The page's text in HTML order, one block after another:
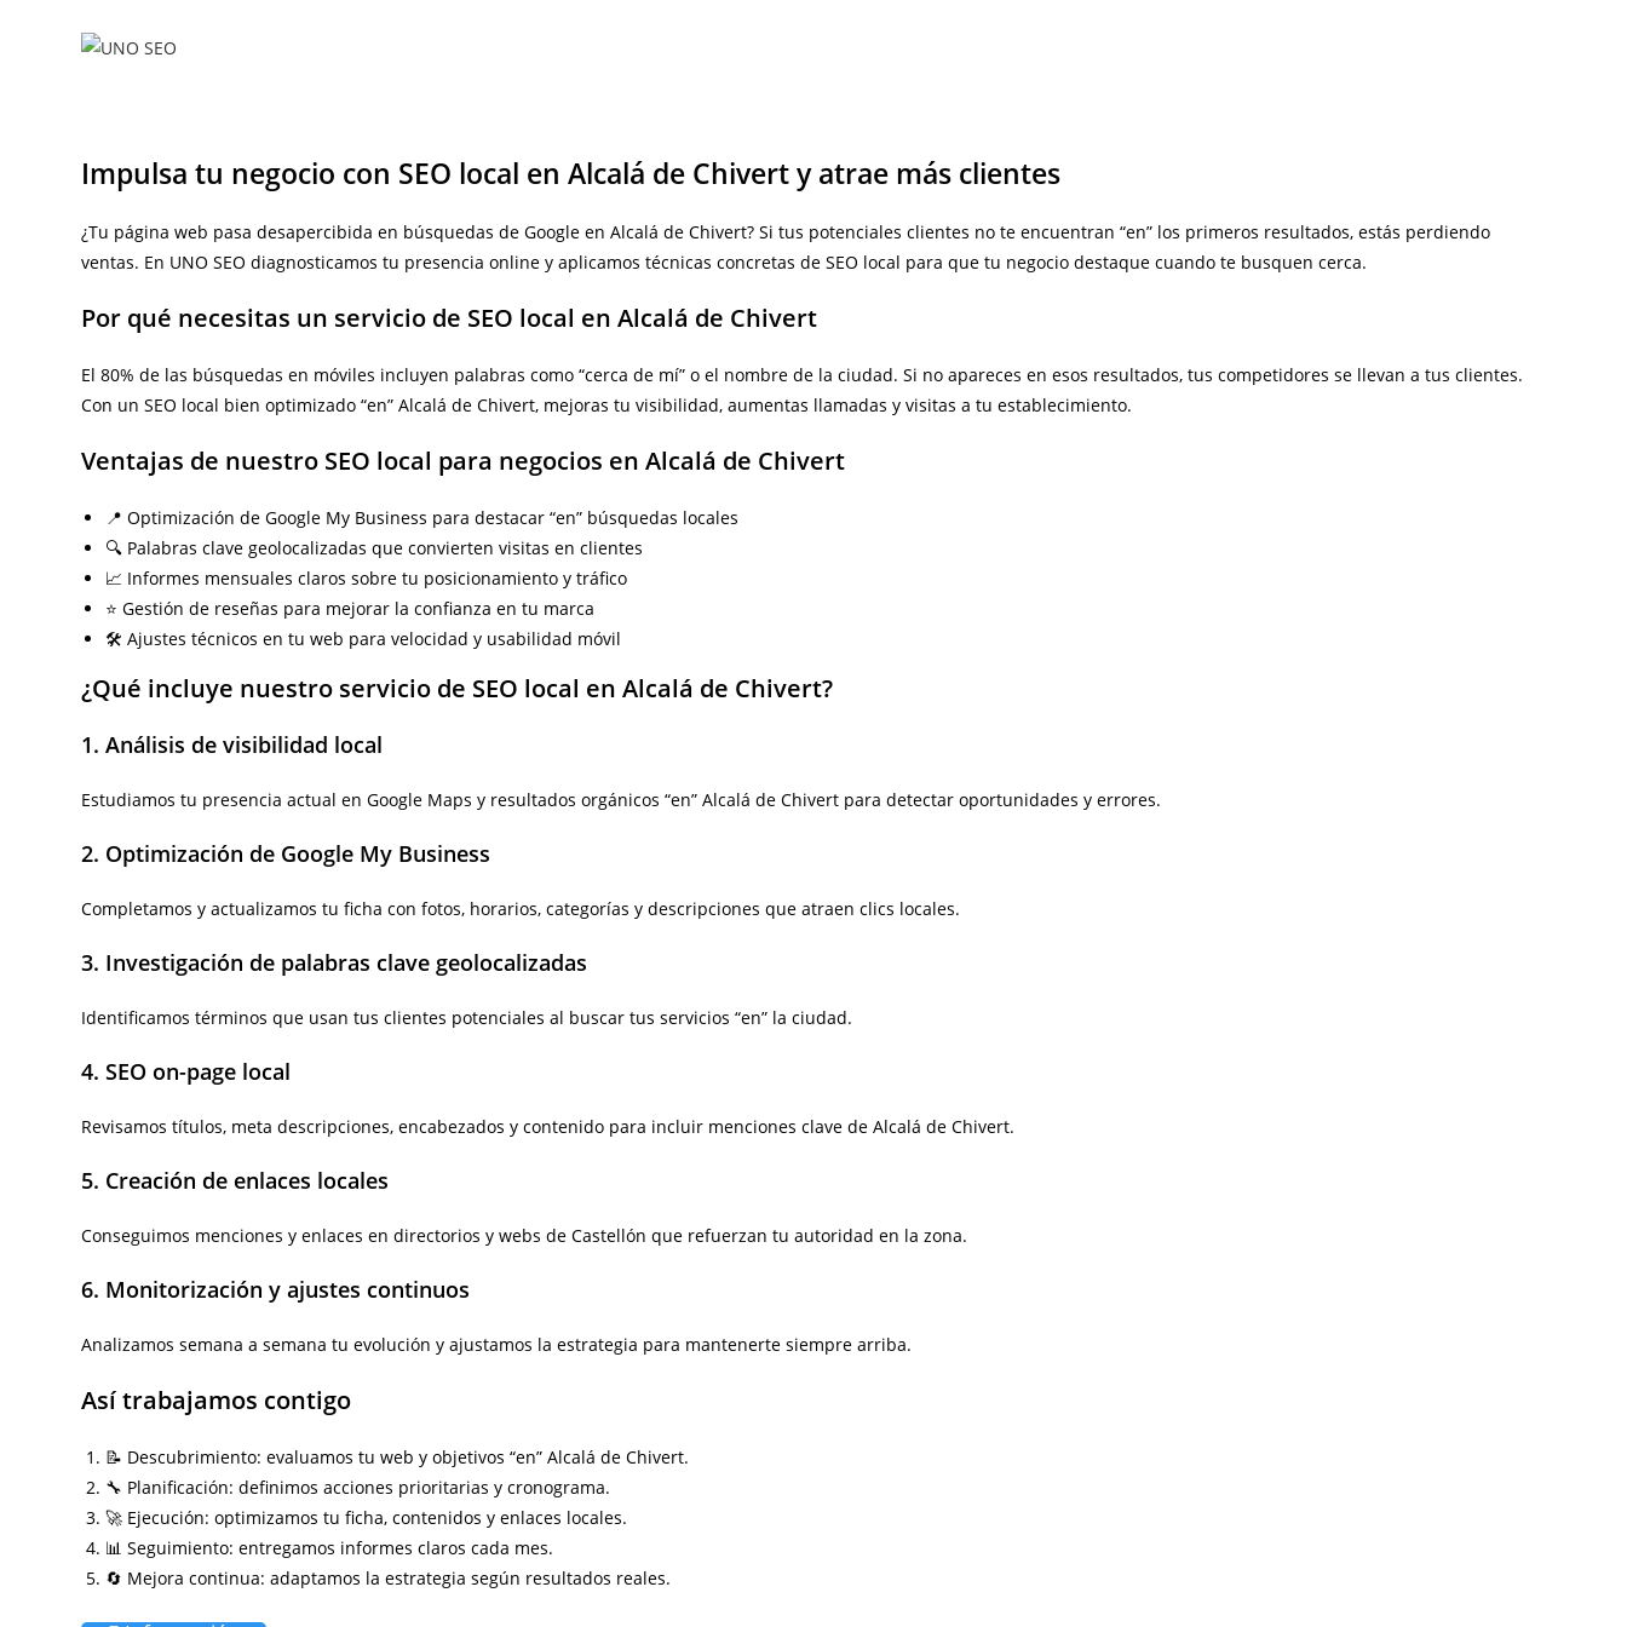
Impulsa tu negocio con SEO local en Alcalá de Chivert y atrae más clientes
¿Tu página web pasa desapercibida en búsquedas de Google en Alcalá de Chivert? Si tus potenciales clientes no te encuentran “en” los primeros resultados, estás perdiendo
ventas. En UNO SEO diagnosticamos tu presencia online y aplicamos técnicas concretas de SEO local para que tu negocio destaque cuando te busquen cerca.
Por qué necesitas un servicio de SEO local en Alcalá de Chivert
El 80% de las búsquedas en móviles incluyen palabras como “cerca de mí” o el nombre de la ciudad. Si no apareces en esos resultados, tus competidores se llevan a tus clientes.
Con un SEO local bien optimizado “en” Alcalá de Chivert, mejoras tu visibilidad, aumentas llamadas y visitas a tu establecimiento.
Ventajas de nuestro SEO local para negocios en Alcalá de Chivert
📍 Optimización de Google My Business para destacar “en” búsquedas locales
🔍 Palabras clave geolocalizadas que convierten visitas en clientes
📈 Informes mensuales claros sobre tu posicionamiento y tráfico
⭐ Gestión de reseñas para mejorar la confianza en tu marca
🛠️ Ajustes técnicos en tu web para velocidad y usabilidad móvil
¿Qué incluye nuestro servicio de SEO local en Alcalá de Chivert?
1. Análisis de visibilidad local
Estudiamos tu presencia actual en Google Maps y resultados orgánicos “en” Alcalá de Chivert para detectar oportunidades y errores.
2. Optimización de Google My Business
Completamos y actualizamos tu ficha con fotos, horarios, categorías y descripciones que atraen clics locales.
3. Investigación de palabras clave geolocalizadas
Identificamos términos que usan tus clientes potenciales al buscar tus servicios “en” la ciudad.
4. SEO on-page local
Revisamos títulos, meta descripciones, encabezados y contenido para incluir menciones clave de Alcalá de Chivert.
5. Creación de enlaces locales
Conseguimos menciones y enlaces en directorios y webs de Castellón que refuerzan tu autoridad en la zona.
6. Monitorización y ajustes continuos
Analizamos semana a semana tu evolución y ajustamos la estrategia para mantenerte siempre arriba.
Así trabajamos contigo
📝 Descubrimiento: evaluamos tu web y objetivos “en” Alcalá de Chivert.
🔧 Planificación: definimos acciones prioritarias y cronograma.
🚀 Ejecución: optimizamos tu ficha, contenidos y enlaces locales.
📊 Seguimiento: entregamos informes claros cada mes.
🔄 Mejora continua: adaptamos la estrategia según resultados reales.